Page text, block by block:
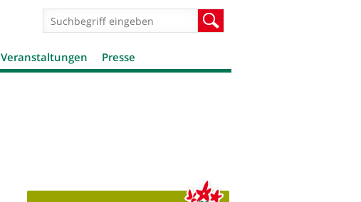
Suchformular
Veranstaltungen Presse